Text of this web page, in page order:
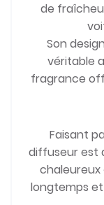
de
Son
véritable
fragrance
Faisant
diffuseur est
chaleureux
longtemps